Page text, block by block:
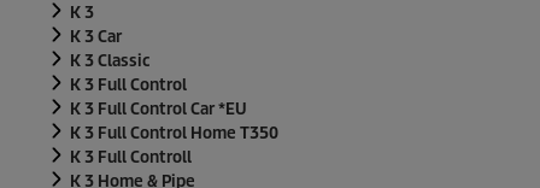
K 3
K 3 Car
K 3 Classic
K 3 Full Control
K 3 Full Control Car *EU
K 3 Full Control Home T350
K 3 Full Controll
K 3 Home & Pipe